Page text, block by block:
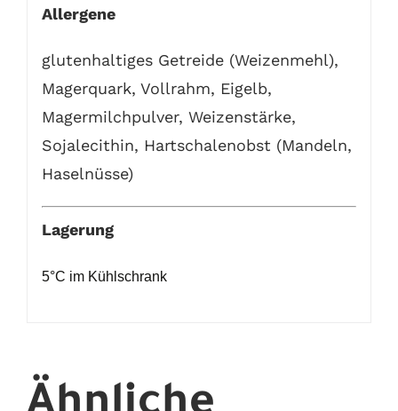
Allergene
glutenhaltiges Getreide (Weizenmehl),
Magerquark, Vollrahm, Eigelb,
Magermilchpulver, Weizenstärke,
Sojalecithin, Hartschalenobst (Mandeln,
Haselnüsse)
Lagerung
5°C im Kühlschrank